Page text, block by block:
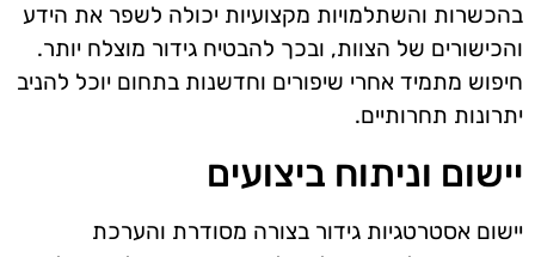
בהכשרות והשתלמויות מקצועיות יכולה לשפר את הידע
והכישורים של הצוות, ובכך להבטיח גידור מוצלח יותר.
חיפוש מתמיד אחרי שיפורים וחדשנות בתחום יוכל להניב
יתרונות תחרותיים.
יישום וניתוח ביצועים
יישום אסטרטגיות גידור בצורה מסודרת והערכת